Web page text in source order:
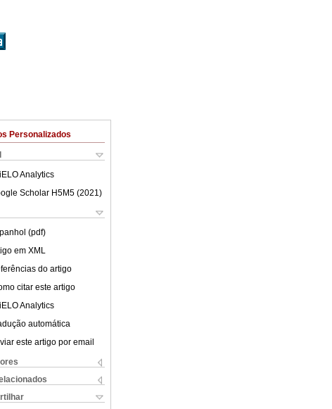
Personalizados
Analytics
Scholar H5M5 (2021 )
(pdf)
em XML
do artigo
citar este artigo
Analytics
automática
este artigo por email